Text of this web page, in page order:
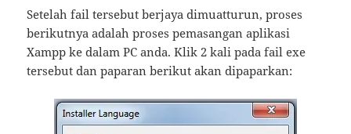
Setelah fail tersebut berjaya dimuatturun, proses
berikutnya adalah proses pemasangan aplikasi
Xampp ke dalam PC anda. Klik 2 kali pada fail exe
tersebut dan paparan berikut akan dipaparkan: